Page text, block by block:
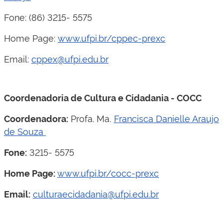
Fone: (86) 3215- 5575
Home Page: www.ufpi.br/cppec-prexc
Email: cppex@ufpi.edu.br
Coordenadoria de Cultura e Cidadania - COCC
Coordenadora: Profa. Ma. Francisca Danielle Araujo
de Souza
Fone: 3215- 5575
Home Page:www.ufpi.br/cocc-prexc
Email: culturaecidadania@ufpi.edu.br